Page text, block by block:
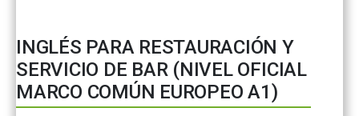
INGLÉS PARA RESTAURACIÓN Y
SERVICIO DE BAR (NIVEL OFICIAL
MARCO COMÚN EUROPEO A1)